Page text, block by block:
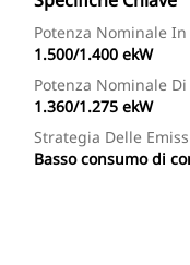
Potenza Nominale
1.500/1.400 ekW
Potenza Nominale
1.360/1.275 ekW
Strategia Delle
Basso consumo di